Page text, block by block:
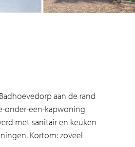
aan de rand
onder-een-kapwoning
met sanitair en keuken
Kortom: zoveel